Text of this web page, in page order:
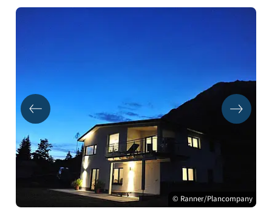
© Ranner/Plancompany